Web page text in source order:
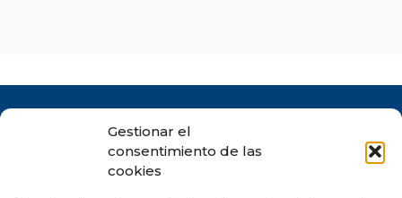
Gestionar el
consentimiento de las
cookies
+34 620409757
+34 675146606